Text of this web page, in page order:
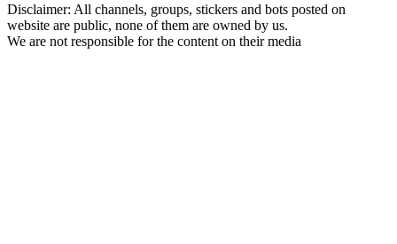
Disclaimer: All channels, groups, stickers and bots posted on
website are public, none of them are owned by us.
We are not responsible for the content on their media